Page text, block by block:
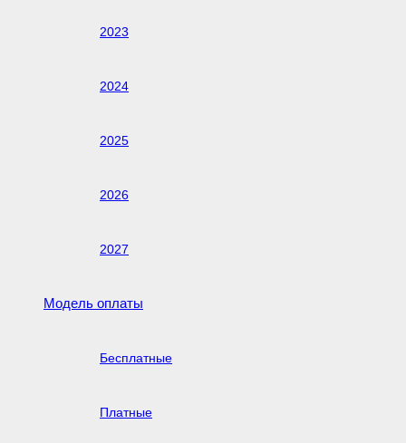
2023
2024
2025
2026
2027
Модель оплаты
Бесплатные
Платные